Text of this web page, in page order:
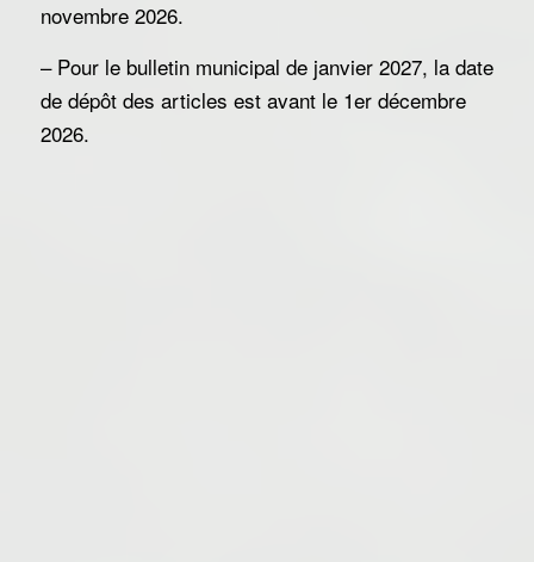
novembre 2026.
– Pour le bulletin municipal de janvier 2027, la date
de dépôt des articles est avant le 1er décembre
2026.